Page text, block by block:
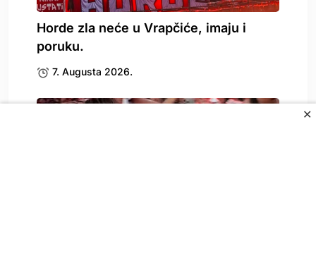
✕
Horde zla neće u Vrapčiće, imaju i
poruku.
7. Augusta 2026.